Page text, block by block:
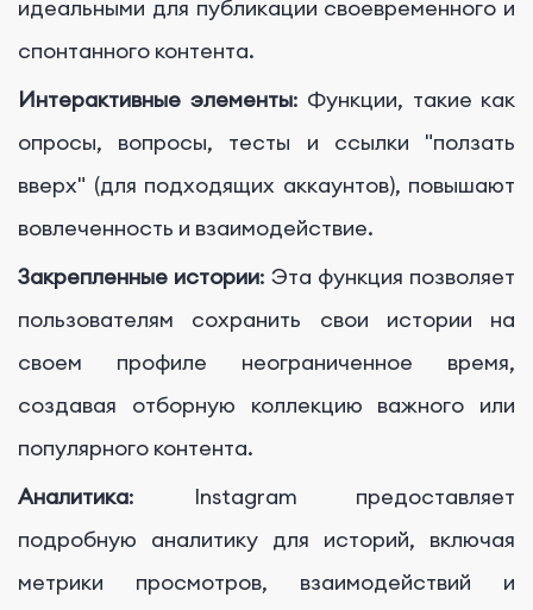
идеальными для публикации своевременного и
спонтанного контента.
Интерактивные элементы: Функции, такие как
опросы, вопросы, тесты и ссылки "ползать
вверх" (для подходящих аккаунтов), повышают
вовлеченность и взаимодействие.
Закрепленные истории: Эта функция позволяет
пользователям сохранить свои истории на
своем профиле неограниченное время,
создавая отборную коллекцию важного или
популярного контента.
Аналитика: Instagram предоставляет
подробную аналитику для историй, включая
метрики просмотров, взаимодействий и